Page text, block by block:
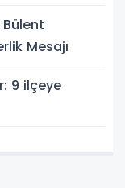
Mesajı
9 ilçeye